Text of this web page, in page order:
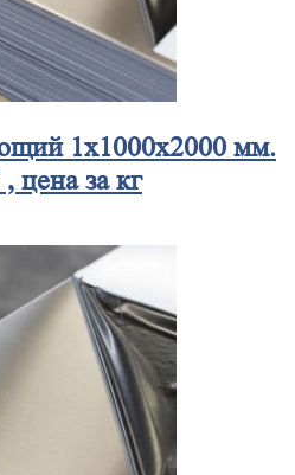
1x1000x2000 мм.
за кг